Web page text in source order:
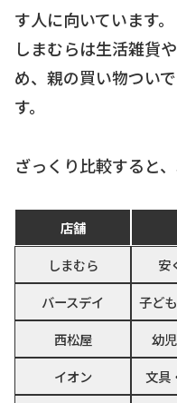
す人に向いています。
しまむらは生活雑貨
め、親の買い物つい
す。
ざっくり比較すると
店舗
しまむら
安
バースデイ
子ど
西松屋
幼
イオン
文具